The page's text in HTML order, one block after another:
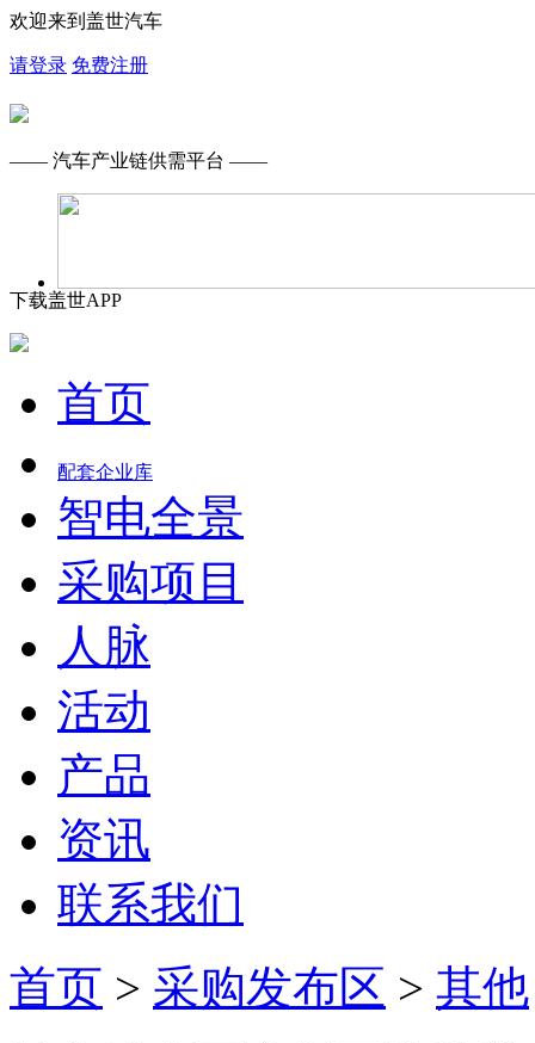
欢迎来到盖世汽车
请登录 免费注册
—— 汽车产业链供需平台 ——
下载盖世APP
首页
配套企业库
智电全景
采购项目
人脉
活动
产品
资讯
联系我们
首页 > 采购发布区 > 其他